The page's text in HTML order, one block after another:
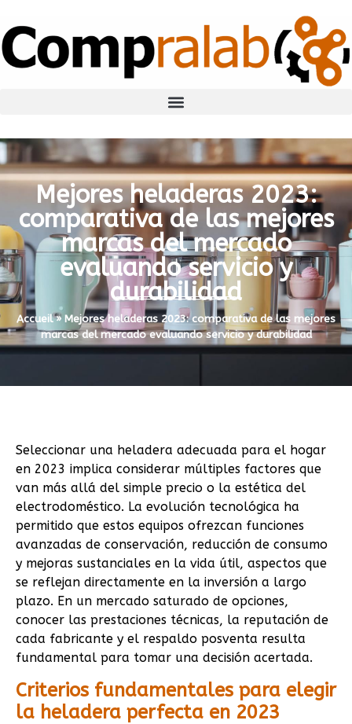
Mejores heladeras 2023:
comparativa de las mejores
marcas del mercado
evaluando servicio y
durabilidad
Accueil» Mejores heladeras 2023: comparativa de las mejores
marcas del mercado evaluando servicio y durabilidad
Seleccionar una heladera adecuada para el hogar
en 2023 implica considerar múltiples factores que
van más allá del simple precio o la estética del
electrodoméstico. La evolución tecnológica ha
permitido que estos equipos ofrezcan funciones
avanzadas de conservación, reducción de consumo
y mejoras sustanciales en la vida útil, aspectos que
se reflejan directamente en la inversión a largo
plazo. En un mercado saturado de opciones,
conocer las prestaciones técnicas, la reputación de
cada fabricante y el respaldo posventa resulta
fundamental para tomar una decisión acertada.
Criterios fundamentales para elegir
la heladera perfecta en 2023